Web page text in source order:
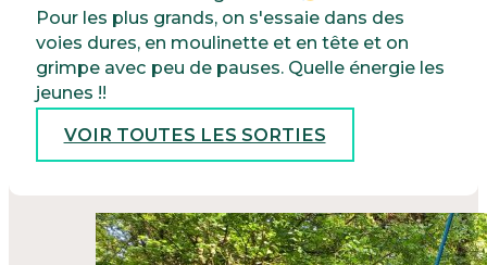
Pour les plus grands, on s'essaie dans des
voies dures, en moulinette et en tête et on
grimpe avec peu de pauses. Quelle énergie les
jeunes !!
VOIR TOUTES LES SORTIES